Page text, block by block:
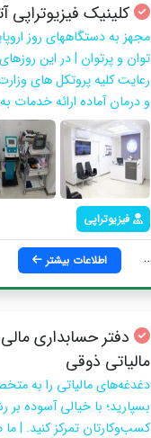
کلینیک فیزیوتراپی
مجهز به دستگاههای روز
توان و پرتوان | در این
رعایت کلیه پروتکل های
و درمان آماده ارائه خدمات
فیزیوتراپی
اطلاعات بیشتر
دفتر حسابداری
مالیاتی ذوقی
دغدغه‌های مالیاتی را به
بسپارید؛ با خیالی آسوده بر
کسب‌وکارتان تمرکز کنید. |